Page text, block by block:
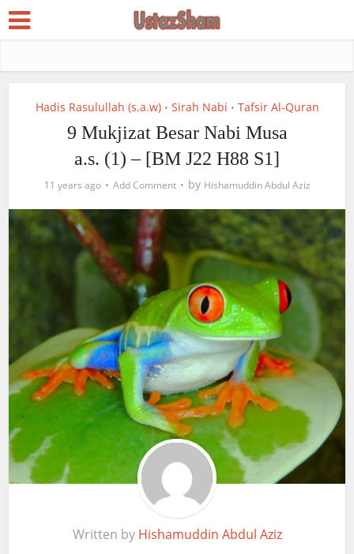
Hadis Rasulullah (s.a.w) • Sirah Nabi • Tafsir Al-Quran
9 Mukjizat Besar Nabi Musa
a.s. (1) – [BM J22 H88 S1]
11 years ago Add Comment by Hishamuddin Abdul Aziz
Written by Hishamuddin Abdul Aziz